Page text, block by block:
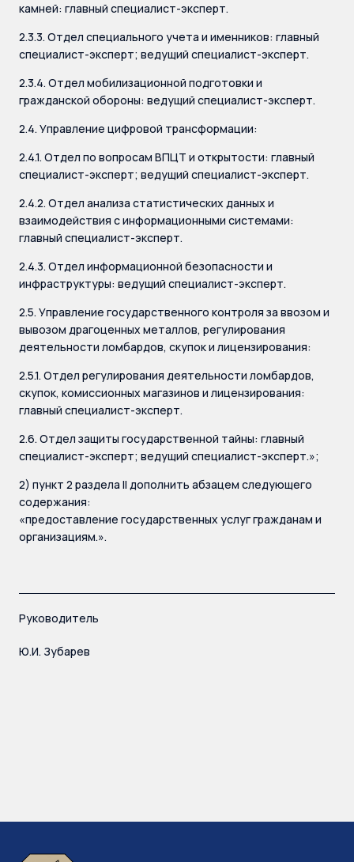
камней: главный специалист-эксперт.
2.3.3. Отдел специального учета и именников: главный
специалист-эксперт; ведущий специалист-эксперт.
2.3.4. Отдел мобилизационной подготовки и
гражданской обороны: ведущий специалист-эксперт.
2.4. Управление цифровой трансформации:
2.4.1. Отдел по вопросам ВПЦТ и открытости: главный
специалист-эксперт; ведущий специалист-эксперт.
2.4.2. Отдел анализа статистических данных и
взаимодействия с информационными системами:
главный специалист-эксперт.
2.4.3. Отдел информационной безопасности и
инфраструктуры: ведущий специалист-эксперт.
2.5. Управление государственного контроля за ввозом и
вывозом драгоценных металлов, регулирования
деятельности ломбардов, скупок и лицензирования:
2.5.1. Отдел регулирования деятельности ломбардов,
скупок, комиссионных магазинов и лицензирования:
главный специалист-эксперт.
2.6. Отдел защиты государственной тайны: главный
специалист-эксперт; ведущий специалист-эксперт.»;
2) пункт 2 раздела II дополнить абзацем следующего
содержания:
«предоставление государственных услуг гражданам и
организациям.».
Руководитель
Ю.И. Зубарев